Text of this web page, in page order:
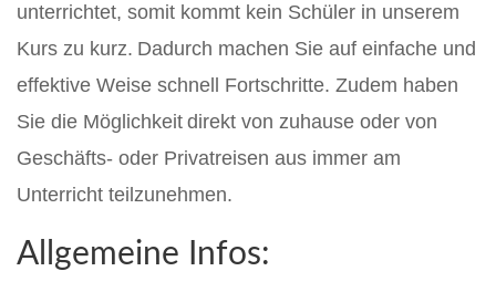
unterrichtet, somit kommt kein Schüler in unserem
Kurs zu kurz. Dadurch machen Sie auf einfache und
effektive Weise schnell Fortschritte. Zudem haben
Sie die Möglichkeit direkt von zuhause oder von
Geschäfts- oder Privatreisen aus immer am
Unterricht teilzunehmen.
Allgemeine Infos: